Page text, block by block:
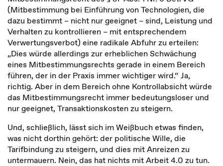
(Mitbestimmung bei Einführung von Technologien, die
dazu bestimmt – nicht nur geeignet – sind, Leistung und
Verhalten zu kontrollieren – mit entsprechendem
Verwertungsverbot) eine radikale Abfuhr zu erteilen:
„Dies würde allerdings zur erheblichen Schwächung
eines Mitbestimmungsrechts gerade in einem Bereich
führen, der in der Praxis immer wichtiger wird.“ Ja,
richtig. Aber in dem Bereich ohne Kontrollabsicht würde
das Mitbestimmungsrecht immer bedeutungsloser und
nur geeignet, Transaktionskosten zu steigern.
Und, schließlich, lässt sich im Weißbuch etwas finden,
was nicht dorthin gehört: der politische Wille, die
Tarifbindung zu steigern, und dies mit Anreizen zu
untermauern. Nein, das hat nichts mit Arbeit 4.0 zu tun.